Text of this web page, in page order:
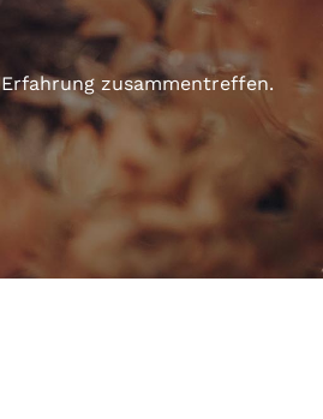
zusammentreffen.